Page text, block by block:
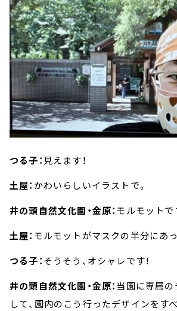
つる子： 見えます！
土屋： かわいらしいイラストで。
井の頭自然文化園・金原：モルモットで
土屋： モルモットがマスクの半分にあっ
つる子：そうそう、オシャレです！
井の頭自然文化園・金原： 当園に専属
して、園内のこう行ったデザインをす